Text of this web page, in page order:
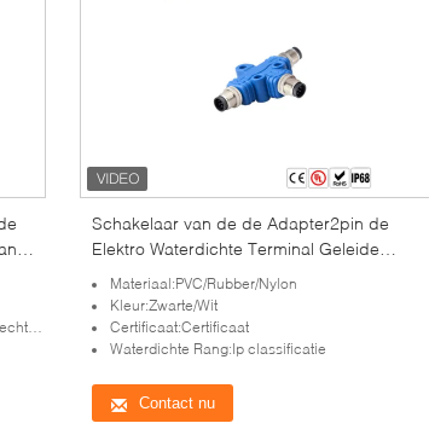
Schakelaar van de de Adapter2pin de
Elektro Waterdichte Terminal Geleide
Vertoning van het Bettm12 Metaal
Materiaal:PVC/Rubber/Nylon
Kleur:Zwarte/Wit
Certificaat:Certificaat
Waterdichte Rang:Ip classificatie
Contact nu